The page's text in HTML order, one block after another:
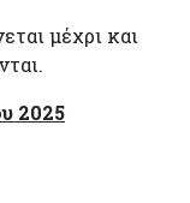
μέχρι και
2025